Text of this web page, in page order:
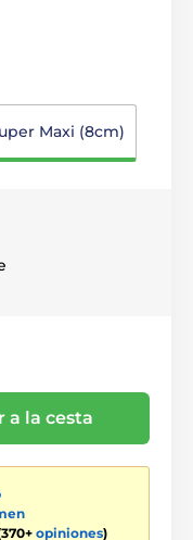
Maxi (8cm)
a la cesta
opiniones)